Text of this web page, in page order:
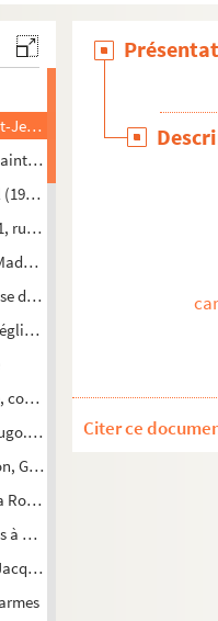
Abside du Saint-Suaire
Pierre
rue Rivotte ; rue du Moulin)
rue du Grand-Charmont ; 2,
le pont Battant et
du fort Griffon
Sainte-Madeleine
cour. Statue du cardinal de
Maisons natales de Victor
Grande-Rue : procession de la
d'Or
Casamène et île Malpas
Citer ce